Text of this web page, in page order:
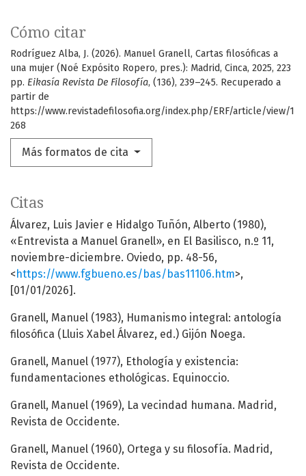
Cómo citar
Rodríguez Alba, J. (2026). Manuel Granell, Cartas filosóficas a
una mujer (Noé Expósito Ropero, pres.): Madrid, Cinca, 2025, 223
pp. Eikasía Revista De Filosofía, (136), 239–245. Recuperado a
partir de
https://www.revistadefilosofia.org/index.php/ERF/article/view/1
268
Más formatos de cita
Citas
Álvarez, Luis Javier e Hidalgo Tuñón, Alberto (1980),
«Entrevista a Manuel Granell», en El Basilisco, n.º 11,
noviembre-diciembre. Oviedo, pp. 48-56,
<https://www.fgbueno.es/bas/bas11106.htm>,
[01/01/2026].
Granell, Manuel (1983), Humanismo integral: antología
filosófica (Lluis Xabel Álvarez, ed.) Gijón Noega.
Granell, Manuel (1977), Ethología y existencia:
fundamentaciones ethológicas. Equinoccio.
Granell, Manuel (1969), La vecindad humana. Madrid,
Revista de Occidente.
Granell, Manuel (1960), Ortega y su filosofía. Madrid,
Revista de Occidente.